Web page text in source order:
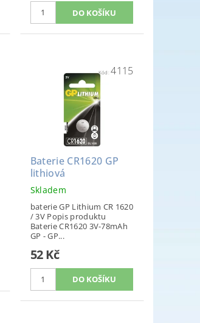
Kód:4115
Baterie CR1620 GP
lithiová
Skladem
baterie GP Lithium CR 1620
/ 3V Popis produktu
Baterie CR1620 3V-78mAh
GP - GP...
52 Kč